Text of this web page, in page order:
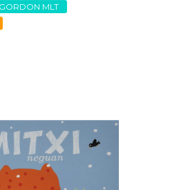
GORDON MLT